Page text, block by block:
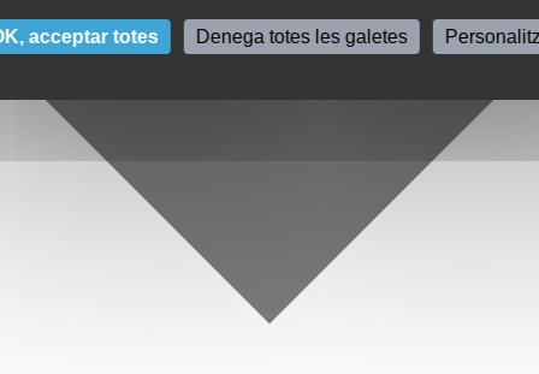
acceptar totes Denega totes les galetes